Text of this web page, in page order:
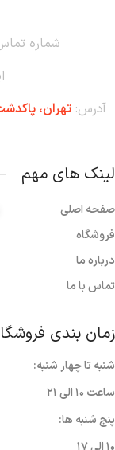
شماره
آدرس:تهران،‌
لینک های مهم
صفحه اصلی
فروشگاه
درباره ما
تماس با ما
زمان بندی
شنبه تا چهار شنبه:
ساعت ۱۰ الی ۲۱
پنج شنبه ها: